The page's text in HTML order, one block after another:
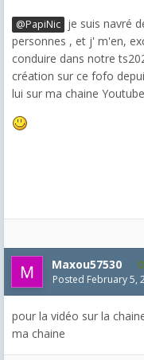
@PapiNic je suis navré
personnes , et j' m'en,
conduire dans notre
création sur ce fofo
lui sur ma chaine
Maxou57530
Posted February 5,
pour la vidéo sur la
ma chaine